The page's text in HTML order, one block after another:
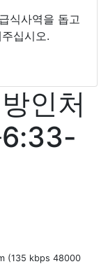
식사역을 돕고
십시오.
인처
6:33-
(135 kbps 48000